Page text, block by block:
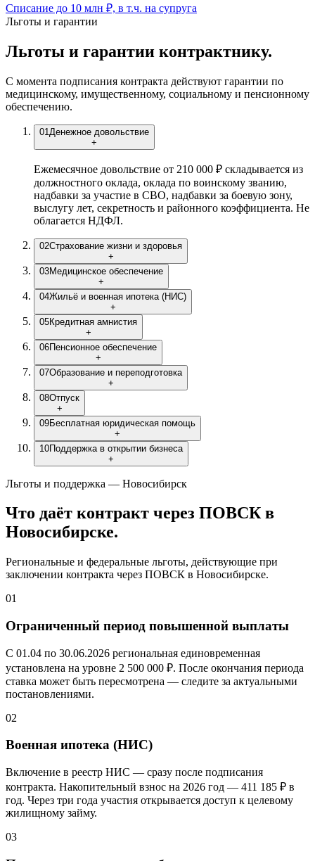
Списание до 10 млн ₽, в т.ч. на супруга
Льготы и гарантии
Льготы и гарантии контрактнику.
С момента подписания контракта действуют гарантии по
медицинскому, имущественному, социальному и пенсионному
обеспечению.
01 Денежное довольствие
+
Ежемесячное довольствие от 210 000 ₽ складывается из
должностного оклада, оклада по воинскому званию,
надбавки за участие в СВО, надбавки за боевую зону,
выслугу лет, секретность и районного коэффициента. Не
облагается НДФЛ.
02Страхование жизни и здоровья
+
03Медицинское обеспечение
+
04Жильё и военная ипотека (НИС)
+
05Кредитная амнистия
+
06Пенсионное обеспечение
+
07Образование и переподготовка
+
08Отпуск
+
09Бесплатная юридическая помощь
+
10Поддержка в открытии бизнеса
+
Льготы и поддержка — Новосибирск
Что даёт контракт через ПОВСКв
Новосибирске.
Региональные и федеральные льготы, действующие при
заключении контракта через ПОВСК в Новосибирске.
01
Ограниченный период повышенной выплаты
С 01.04 по 30.06.2026 региональная единовременная
установлена на уровне 2 500 000 ₽. После окончания периода
ставка может быть пересмотрена — следите за актуальными
постановлениями.
02
Военная ипотека (НИС)
Включение в реестр НИС — сразу после подписания
контракта. Накопительный взнос на 2026 год — 411 185 ₽ в
год. Через три года участия открывается доступ к целевому
жилищному займу.
03